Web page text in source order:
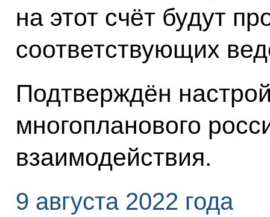
на этот счёт будут
соответствующих
Подтверждён
многопланового
взаимодействия.
9 августа 2022 года